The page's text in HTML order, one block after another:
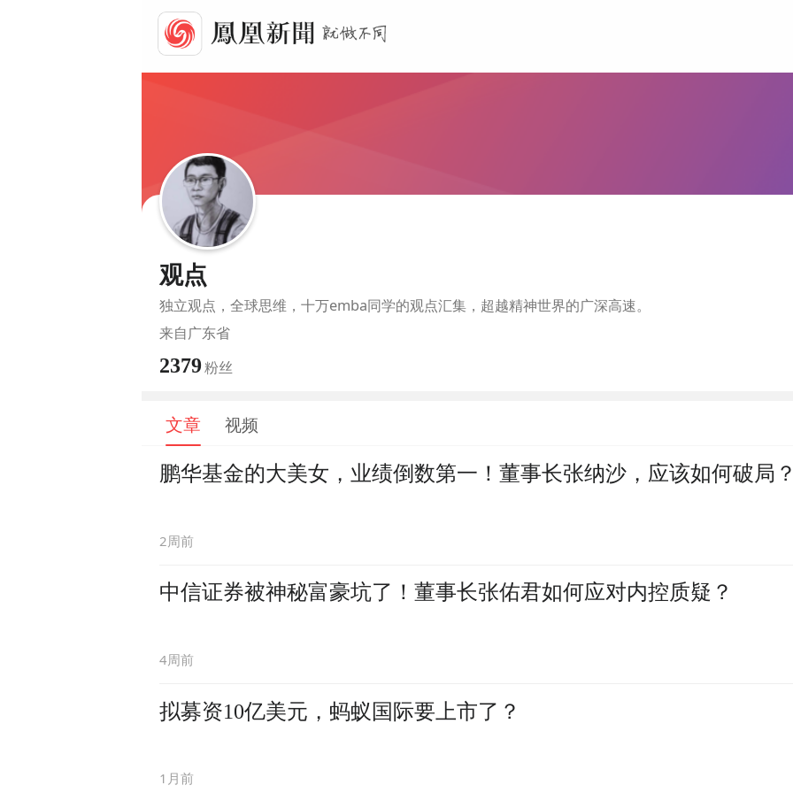
观点
独立观点，全球思维，十万emba同学的观点汇集，超越精神世界的广深高速。
来自广东省
2379粉丝
文章 视频
鹏华基金的大美女，业绩倒数第一！董事长张纳沙，应该如何破局
2周前
中信证券被神秘富豪坑了！董事长张佑君如何应对内控质疑？
4周前
拟募资10亿美元，蚂蚁国际要上市了？
1月前